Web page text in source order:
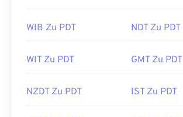
WIB Zu PDT NDT Zu PDT
WIT Zu PDT GMT Zu PDT
NZDT Zu PDT IST Zu PDT